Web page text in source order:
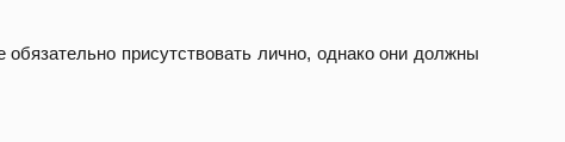
присутствовать лично, однако они должны